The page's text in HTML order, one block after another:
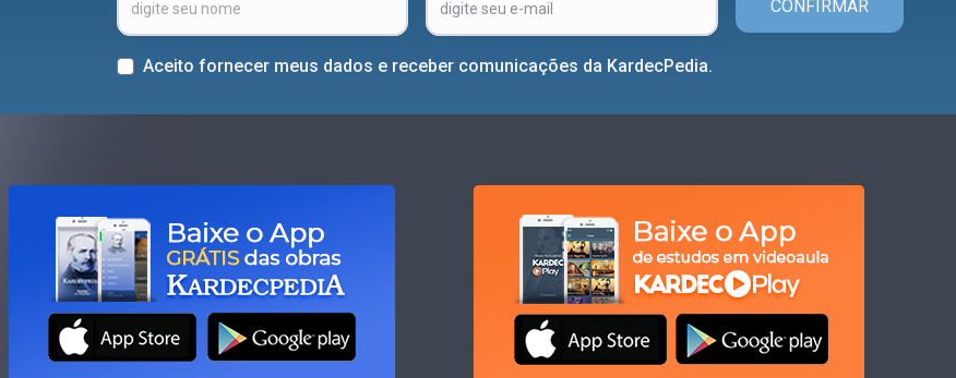
CONFIRMAR
Aceito fornecer meus dados e receber comunicações da KardecPedia.